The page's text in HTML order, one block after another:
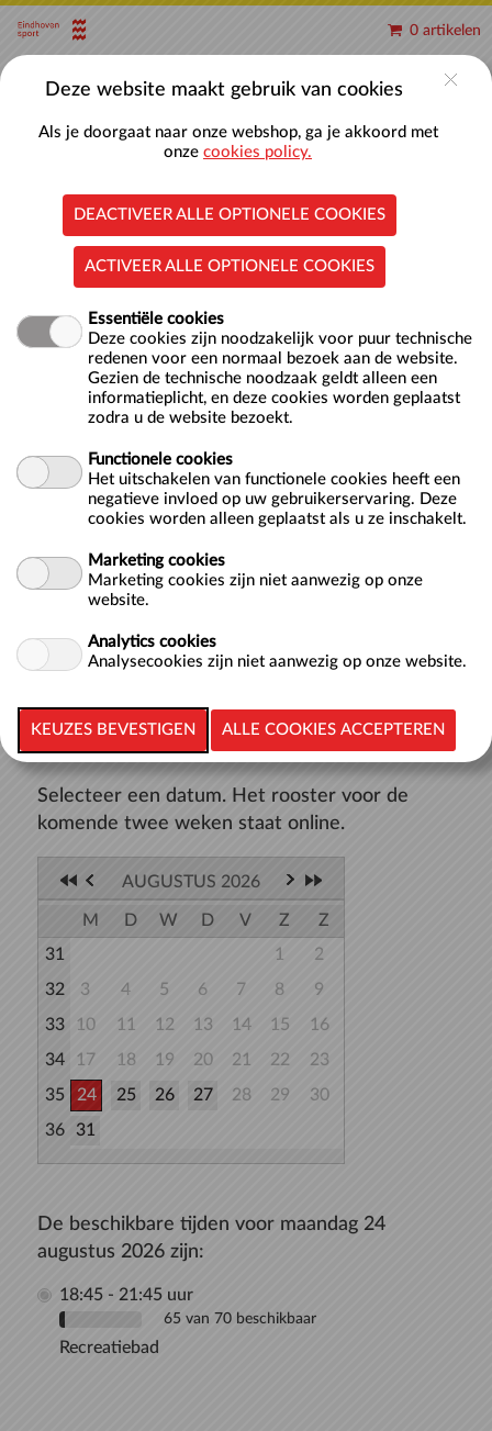
Naar hoofdinhoud
0 artikelen
Baantjes zwemmen Recreatiebad
(18+)
Locatie
Zwembad Ir. Ottenbad
Vijfkamplaan 12
5624 EB EINDHOVEN
Doelgroep
Volwassenen
Wist je dat je bij ir. Ottenbad ook heerlijk relaxt baantjes
kunt komen zwemmen in het Recreatiebad? Een baan in
voor je conditie, je traint er je spieren mee en het is niet
blessuregev... meer >>
TERUG NAAR LIJST
Selecteer een datum. Het rooster voor de
komende twee weken staat online.
AUGUSTUS 2026
M D W D V Z
Z
31
1
2
32
3 4 5 6 7 8
9
33
10 11 12 13 14 15
16
34
17 18 19 20 21 22
23
35
24 25 26 27 28 29
30
36
31
De beschikbare tijden voor maandag 24
augustus 2026 zijn:
18:45 - 21:45 uur
65 van 70 beschikbaar
Recreatiebad
Deze website maakt gebruik van cookies
Als je doorgaat naar onze webshop, ga je akkoord met
onze cookies policy.
DEACTIVEER ALLE OPTIONELE COOKIES
ACTIVEER ALLE OPTIONELE COOKIES
Essentiële cookies
Deze cookies zijn noodzakelijk voor puur technische
redenen voor een normaal bezoek aan de website.
Gezien de technische noodzaak geldt alleen een
informatieplicht, en deze cookies worden geplaatst
zodra u de website bezoekt.
Functionele cookies
Het uitschakelen van functionele cookies heeft een
negatieve invloed op uw gebruikerservaring. Deze
cookies worden alleen geplaatst als u ze inschakelt.
Marketing cookies
Marketing cookies zijn niet aanwezig op onze
website.
Analytics cookies
Analysecookies zijn niet aanwezig op onze website.